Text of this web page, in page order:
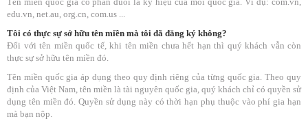
edu.vn, net.au, org.cn, com.us ...
Tôi có thực sự sở hữu tên miền mà tôi đã đăng ký không?
Đối với tên miền quốc tế, khi tên miền chưa hết hạn thì quý khách vẫn còn
thực sự sở hữu tên miền đó.
Tên miền quốc gia áp dụng theo quy định riêng của từng quốc gia. Theo quy
định của Việt Nam, tên miền là tài nguyên quốc gia, quý khách chỉ có quyền sử
dụng tên miền đó. Quyền sử dụng này có thời hạn phụ thuộc vào phí gia hạn
mà bạn nộp.